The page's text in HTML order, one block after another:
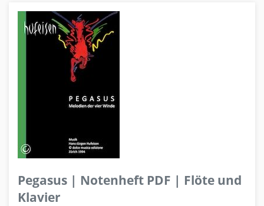
Pegasus | Notenheft PDF | Flöte und
Klavier